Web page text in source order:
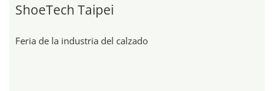
ShoeTech Taipei
Feria de la industria del calzado